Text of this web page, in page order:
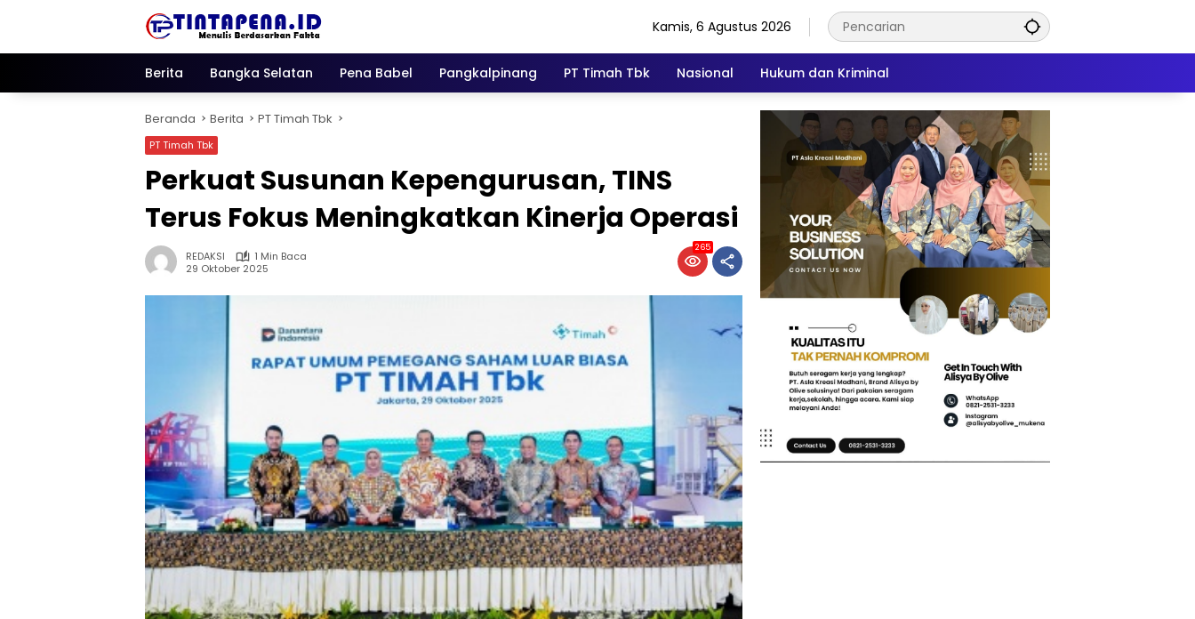
Kamis, 6 Agustus 2026
Berita Bangka Selatan Pena Babel Pangkalpinang PT Timah Tbk Nasional Hukum dan Kriminal
Beranda Berita PT Timah Tbk
PT Timah Tbk
Perkuat Susunan Kepengurusan, TINS ​​
Terus Fokus Meningkatkan Kinerja Operasi
REDAKSI
1 Min Baca
29 Oktober 2025
265